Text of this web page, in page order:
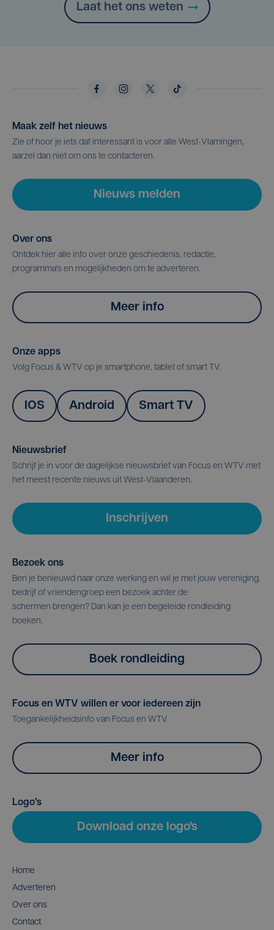
Laat het ons weten
Maak zelf het nieuws
Zie of hoor je iets dat interessant is voor alle West-Vlamingen,
aarzel dan niet om ons te contacteren.
Nieuws melden
Over ons
Ontdek hier alle info over onze geschiedenis, redactie,
programma's en mogelijkheden om te adverteren.
Meer info
Onze apps
Volg Focus & WTV op je smartphone, tablet of smart TV.
IOS Android Smart TV
Nieuwsbrief
Schrijf je in voor de dagelijkse nieuwsbrief van Focus en WTV met
het meest recente nieuws uit West-Vlaanderen.
Inschrijven
Bezoek ons
Ben je benieuwd naar onze werking en wil je met jouw vereniging,
bedrijf of vriendengroep een bezoek achter de
schermen brengen? Dan kan je een begeleide rondleiding
boeken.
Boek rondleiding
Focus en WTV willen er voor iedereen zijn
Toegankelijkheidsinfo van Focus en WTV
Meer info
Logo's
Download onze logo's
Home
Adverteren
Over ons
Contact